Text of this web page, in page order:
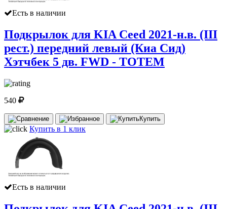
Есть в наличии
Подкрылок для KIA Ceed 2021-н.в. (III
рест.) передний левый (Киа Сид)
Хэтчбек 5 дв. FWD - TOTEM
540
Купить
Купить в 1 клик
Есть в наличии